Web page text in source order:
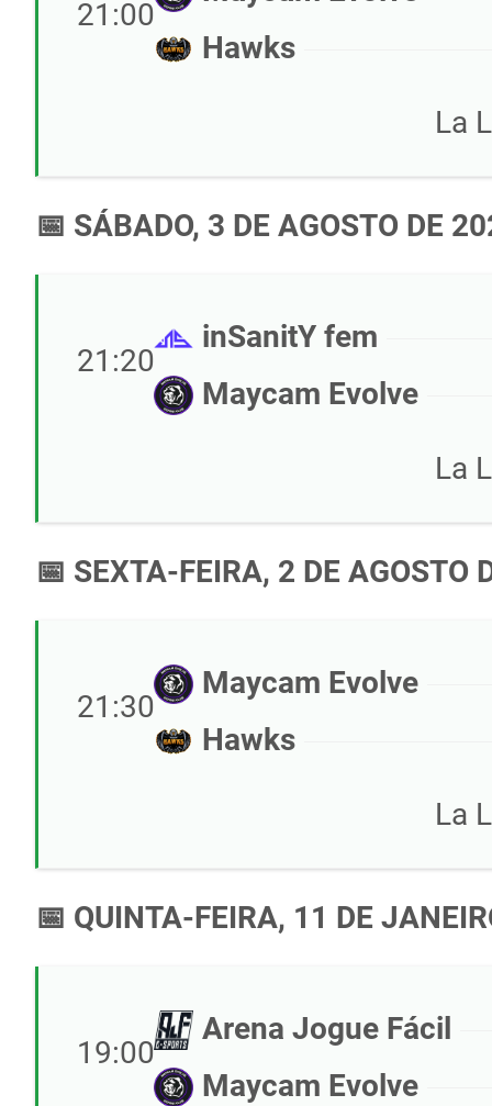
21:00
Hawks
La
📅 SÁBADO, 3 DE AGOSTO DE
21:20
inSanitY fem
Maycam Evolve
La
📅 SEXTA-FEIRA, 2 DE AGOSTO
21:30
Maycam Evolve
Hawks
La
📅 QUINTA-FEIRA, 11 DE
19:00
Arena Jogue Fácil
Maycam Evolve